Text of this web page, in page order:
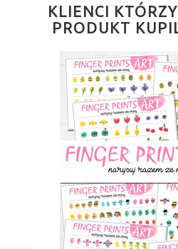
KLIENCI
PRODUKT